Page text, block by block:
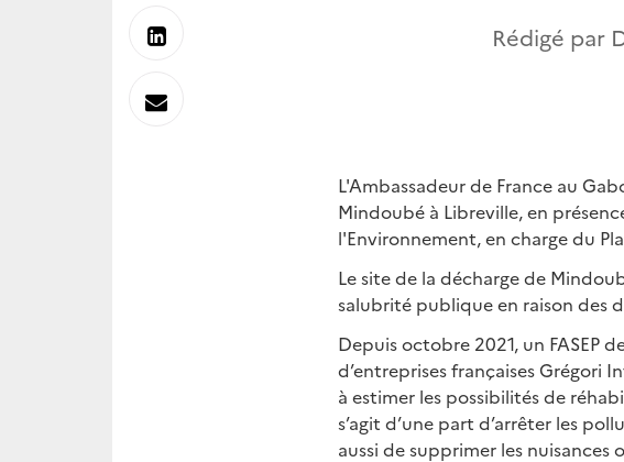
Rédigé par
L'Ambassadeur de France au
Mindoubé à Libreville, en
l'Environnement, en charge du
Le site de la décharge de
salubrité publique en raison des
Depuis octobre 2021, un FASEP
d’entreprises françaises Grégori
à estimer les possibilités de
s’agit d’une part d’arrêter les
aussi de supprimer les nuisances
sur
Partager
sur
Envoyer